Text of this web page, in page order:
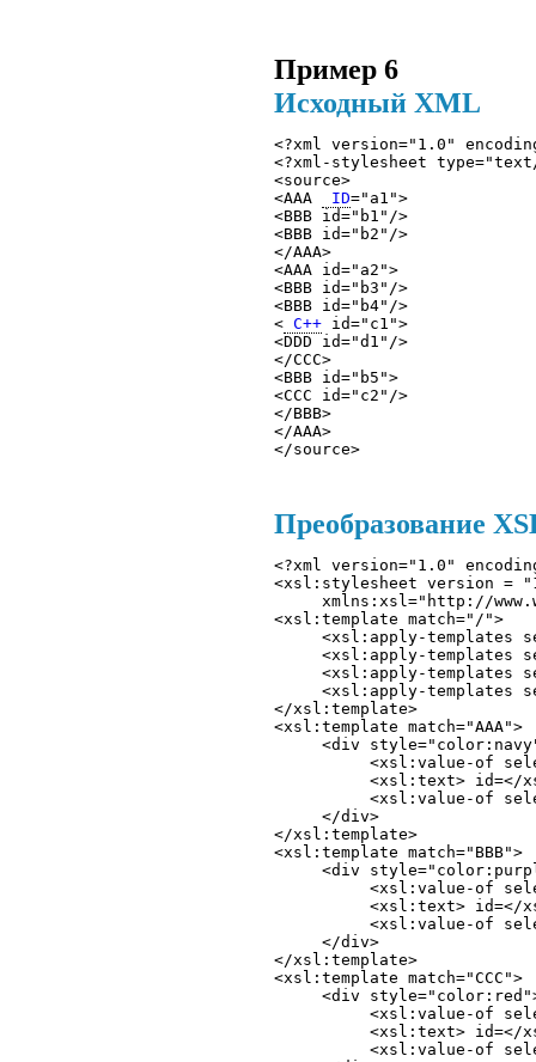
Пример 6
Исходный XML
<?xml version="1.0"
<?xml-stylesheet
<source>
<AAA
ID="a1">
<BBB id="b1"/>
<BBB id="b2"/>
</AAA>
<AAA id="a2">
<BBB id="b3"/>
<BBB id="b4"/>
< C++ id="c1">
<DDD id="d1"/>
</CCC>
<BBB id="b5">
<CCC id="c2"/>
</BBB>
</AAA>
</source>
Преобразование
<?xml version="1.0"
<xsl:stylesheet version =
xmlns:xsl="http://
<xsl:template match="/">
<xsl:apply-templates
<xsl:apply-templates
<xsl:apply-templates
<xsl:apply-templates
</xsl:template>
<xsl:template match="AAA">
<div
<xsl:value-of
<xsl:text> id=</
<xsl:value-of
     </div>
</xsl:template>
<xsl:template match="BBB">
<div
<xsl:value-of
<xsl:text> id=</
<xsl:value-of
     </div>
</xsl:template>
<xsl:template match="CCC">
<div
<xsl:value-of
<xsl:text> id=</
<xsl:value-of